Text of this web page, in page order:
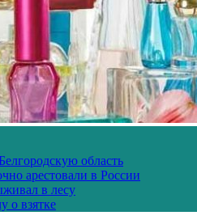
область
арестовали в России
в лесу
о взятке